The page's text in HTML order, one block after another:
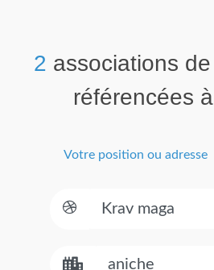
2 associations de
référencées à
Votre position ou adresse